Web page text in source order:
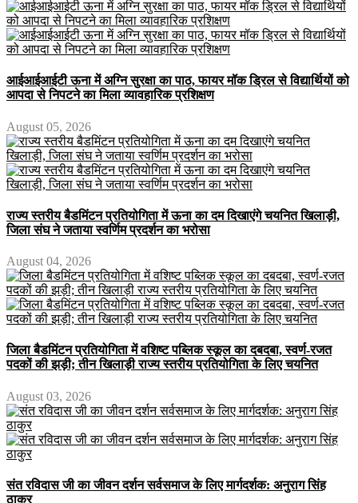
आईआईआईटी ऊना में अग्नि सुरक्षा का पाठ, फायर मॉक ड्रिल से विद्यार्थियों को
आपदा से निपटने का मिला व्यावहारिक प्रशिक्षण
August 05, 2026
राज्य स्तरीय बैडमिंटन प्रतियोगिता में ऊना का दम दिखाएंगे चयनित खिलाड़ी,
जिला संघ ने जताया स्वर्णिम प्रदर्शन का भरोसा
August 04, 2026
जिला बैडमिंटन प्रतियोगिता में वशिष्ट पब्लिक स्कूल का दबदबा, स्वर्ण-रजत
पदकों की झड़ी; तीन खिलाड़ी राज्य स्तरीय प्रतियोगिता के लिए चयनित
August 03, 2026
संत रविदास जी का जीवन दर्शन सर्वसमाज के लिए मार्गदर्शक: अनुराग सिंह
ठाकुर